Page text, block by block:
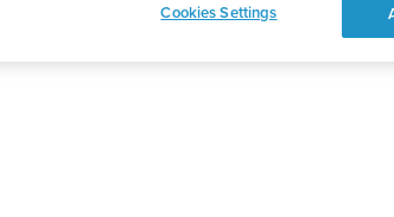
Cookies Settings